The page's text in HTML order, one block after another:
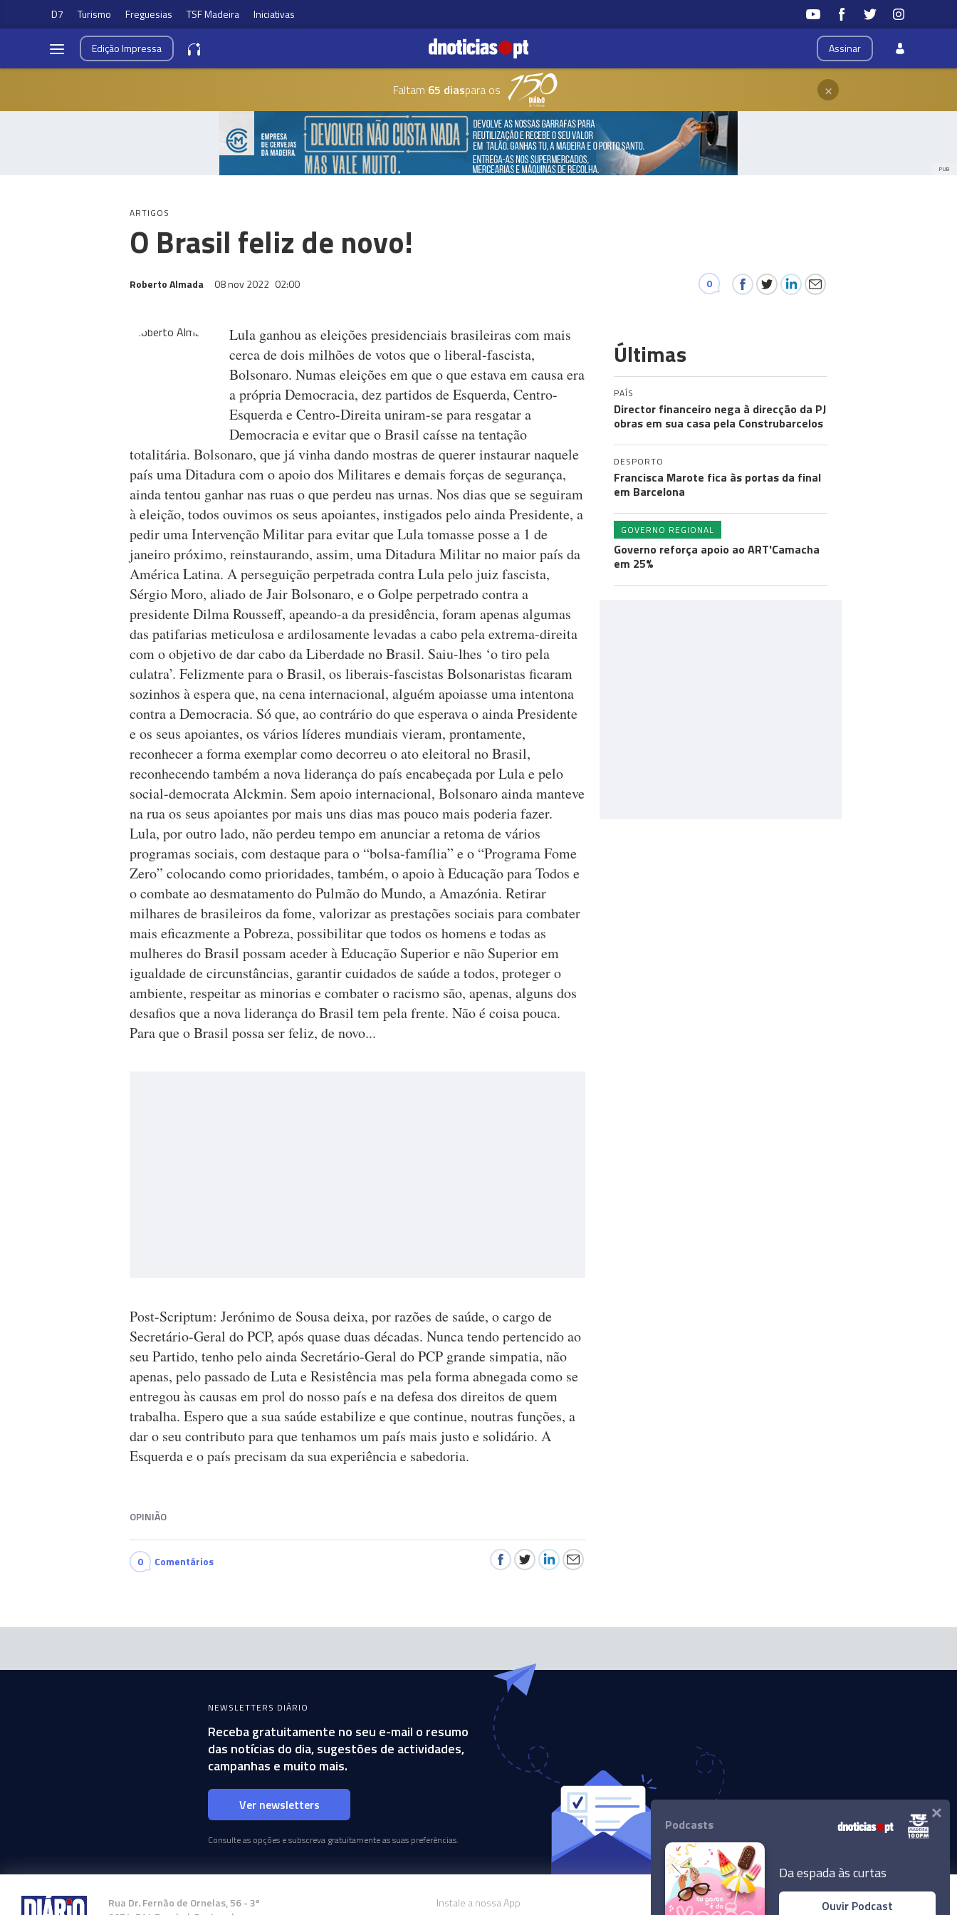
D7 Turismo Freguesias TSF Madeira Iniciativas
Assinar
EdiçãoImpressa
Faltam 65 diaspara os ×
PUB
ARTIGOS
O Brasil feliz de novo!
Roberto Almada 08 nov 2022 02:00 0
Lula ganhou as eleições presidenciais brasileiras com mais
cerca de dois milhões de votos que o liberal-fascista,
Bolsonaro. Numas eleições em que o que estava em causa era
a própria Democracia, dez partidos de Esquerda, Centro-
Esquerda e Centro-Direita uniram-se para resgatar a
Democracia e evitar que o Brasil caísse na tentação
totalitária. Bolsonaro, que já vinha dando mostras de querer instaurar naquele
país uma Ditadura com o apoio dos Militares e demais forças de segurança,
ainda tentou ganhar nas ruas o que perdeu nas urnas. Nos dias que se seguiram
à eleição, todos ouvimos os seus apoiantes, instigados pelo ainda Presidente, a
pedir uma Intervenção Militar para evitar que Lula tomasse posse a 1 de
janeiro próximo, reinstaurando, assim, uma Ditadura Militar no maior país da
América Latina. A perseguição perpetrada contra Lula pelo juiz fascista,
Sérgio Moro, aliado de Jair Bolsonaro, e o Golpe perpetrado contra a
presidente Dilma Rousseff, apeando-a da presidência, foram apenas algumas
das patifarias meticulosa e ardilosamente levadas a cabo pela extrema-direita
com o objetivo de dar cabo da Liberdade no Brasil. Saiu-lhes ‘o tiro pela
culatra’. Felizmente para o Brasil, os liberais-fascistas Bolsonaristas ficaram
sozinhos à espera que, na cena internacional, alguém apoiasse uma intentona
contra a Democracia. Só que, ao contrário do que esperava o ainda Presidente
e os seus apoiantes, os vários líderes mundiais vieram, prontamente,
reconhecer a forma exemplar como decorreu o ato eleitoral no Brasil,
reconhecendo também a nova liderança do país encabeçada por Lula e pelo
social-democrata Alckmin. Sem apoio internacional, Bolsonaro ainda manteve
na rua os seus apoiantes por mais uns dias mas pouco mais poderia fazer.
Lula, por outro lado, não perdeu tempo em anunciar a retoma de vários
programas sociais, com destaque para o “bolsa-família” e o “Programa Fome
Zero” colocando como prioridades, também, o apoio à Educação para Todos e
o combate ao desmatamento do Pulmão do Mundo, a Amazónia. Retirar
milhares de brasileiros da fome, valorizar as prestações sociais para combater
mais eficazmente a Pobreza, possibilitar que todos os homens e todas as
mulheres do Brasil possam aceder à Educação Superior e não Superior em
igualdade de circunstâncias, garantir cuidados de saúde a todos, proteger o
ambiente, respeitar as minorias e combater o racismo são, apenas, alguns dos
desafios que a nova liderança do Brasil tem pela frente. Não é coisa pouca.
Para que o Brasil possa ser feliz, de novo...
Post-Scriptum: Jerónimo de Sousa deixa, por razões de saúde, o cargo de
Secretário-Geral do PCP, após quase duas décadas. Nunca tendo pertencido ao
seu Partido, tenho pelo ainda Secretário-Geral do PCP grande simpatia, não
apenas, pelo passado de Luta e Resistência mas pela forma abnegada como se
entregou às causas em prol do nosso país e na defesa dos direitos de quem
trabalha. Espero que a sua saúde estabilize e que continue, noutras funções, a
dar o seu contributo para que tenhamos um país mais justo e solidário. A
Esquerda e o país precisam da sua experiência e sabedoria.
OPINIÃO
0 Comentários
Últimas
PAÍS
Director financeiro nega à direcção da PJ
obras em sua casa pela Construbarcelos
DESPORTO
Francisca Marote fica às portas da final
em Barcelona
GOVERNO REGIONAL
Governo reforça apoio ao ART'Camacha
em 25%
NEWSLETTERS DIÁRIO
Receba gratuitamente no seu e-mail o resumo
das notícias do dia, sugestões de actividades,
campanhas e muito mais.
Ver newsletters
Consulte as opções e subscreva gratuitamente as suas preferências.
Rua Dr. Fernão de Ornelas, 56 - 3º
Instale a nossa App
Podcasts
Da espada às curtas
Ouvir Podcast
×